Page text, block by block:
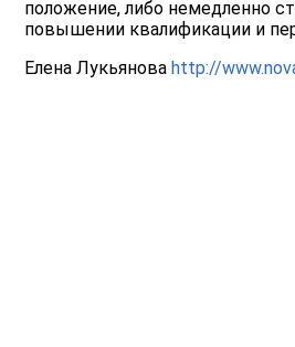
положение, либо немедленно
повышении квалификации и
Елена Лукьянова http://